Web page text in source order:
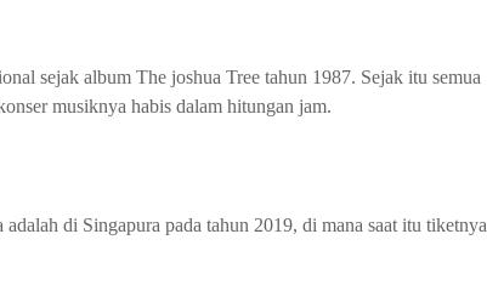
sejak album The joshua Tree tahun 1987. Sejak itu semua
musiknya habis dalam hitungan jam.
di Singapura pada tahun 2019, di mana saat itu tiketnya